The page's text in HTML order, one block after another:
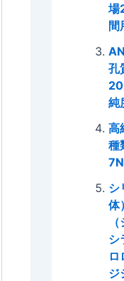
場
間
孔
純
高
種
シ
体
シ
ロ
ジ